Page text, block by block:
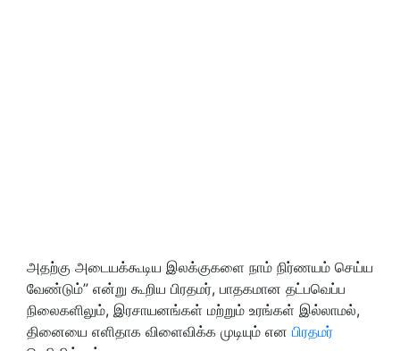
அதற்கு அடையக்கூடிய இலக்குகளை நாம் நிர்ணயம் செய்ய
வேண்டும்” என்று கூறிய பிரதமர், பாதகமான தட்பவெப்ப
நிலைகளிலும், இரசாயனங்கள் மற்றும் உரங்கள் இல்லாமல்,
தினையை எளிதாக விளைவிக்க முடியும் என பிரதமர்